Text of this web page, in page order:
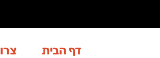
דף הבית